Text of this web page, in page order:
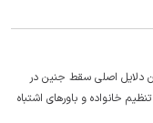
دلایل اصلی سقط جنین در
خانواده و باورهای اشتباه